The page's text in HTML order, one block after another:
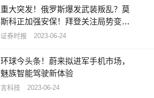
重大突发！俄罗斯爆发武装叛乱？莫
斯科正加强安保！拜登关注局势变
化！香港机场一客机中止起飞11人受
证券时报 2023-06-24
环球今头条！蔚来拟进军手机市场，
魅族智能驾驶新体验
言科技 2023-06-24